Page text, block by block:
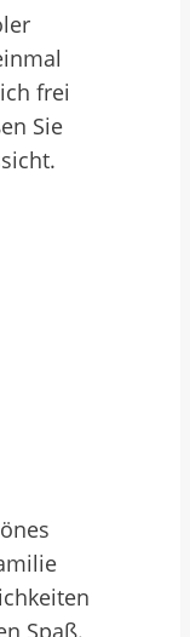
frei
Sie
Spaß.